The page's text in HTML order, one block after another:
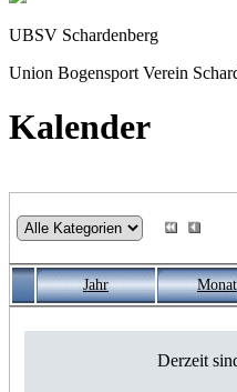
UBSV Schardenberg
Union Bogensport Verein
Kalender
Jahr Monat
Derzeit